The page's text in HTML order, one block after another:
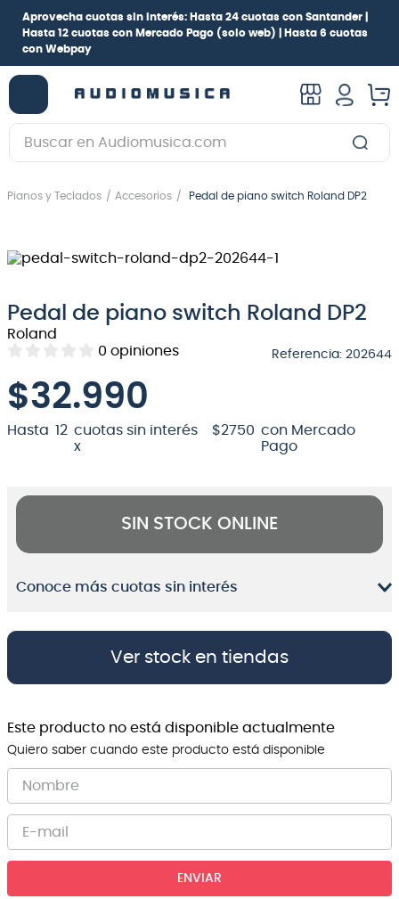
Aprovecha cuotas sin interés: Hasta 24 cuotas con Santander |
Hasta 12 cuotas con Mercado Pago (solo web) |
Hasta 6 cuotas
con Webpay
Buscar en Audiomusica.com
Pianos y Teclados Accesorios Pedal de piano switch Roland DP2
Pedal de piano switch Roland DP2
Roland
0 opiniones Referencia: 202644
$32.990
Hasta 12 cuotas sin interés
x
$2750 con Mercado
Pago
SIN STOCK ONLINE
Conoce más cuotas sin interés
Ver stock en tiendas
Este producto no está disponible actualmente
Quiero saber cuando este producto está disponible
ENVIAR
pioneerdj
5.
amplificador
7
teclado
8.
bateria